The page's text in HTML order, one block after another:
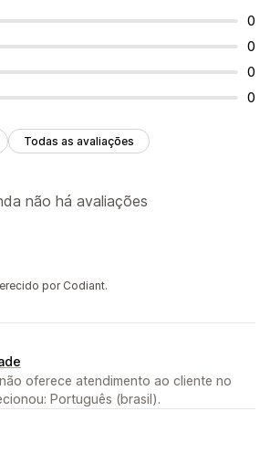
0
0
0
0
Todas as avaliações
não há avaliações
por Codiant.
oferece atendimento ao cliente no
Português (brasil).